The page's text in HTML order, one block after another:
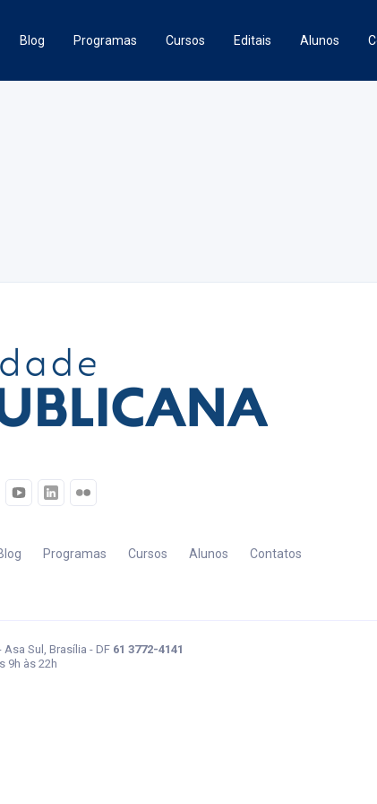
Blog Programas Cursos Editais Alunos
Programas Cursos Alunos Contatos
Asa Sul, Brasília - DF 61 3772-4141
9h às 22h